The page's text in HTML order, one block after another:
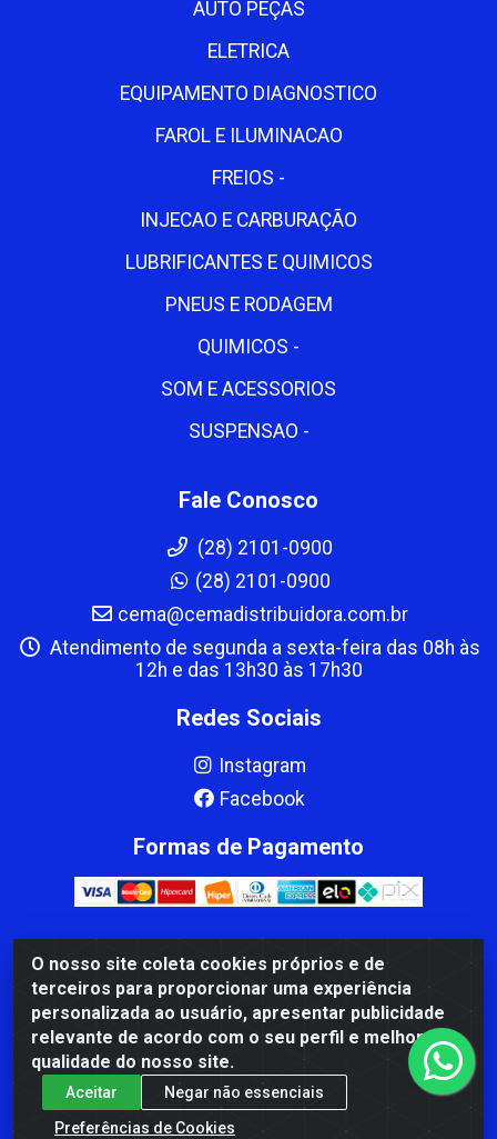
O nosso site coleta cookies próprios e de
terceiros para proporcionar uma experiência
personalizada ao usuário, apresentar publicidade
relevante de acordo com o seu perfil e melhorar a
qualidade do nosso site.
Aceitar
Negar não essenciais
Preferências de Cookies
AUTO PEÇAS
ELETRICA
EQUIPAMENTO DIAGNOSTICO
FAROL E ILUMINACAO
FREIOS -
INJECAO E CARBURAÇÃO
LUBRIFICANTES E QUIMICOS
PNEUS E RODAGEM
QUIMICOS -
SOM E ACESSORIOS
SUSPENSAO -
Fale Conosco
(28) 2101-0900
(28) 2101-0900
cema@cemadistribuidora.com.br
Atendimento de segunda a sexta-feira das 08h às
12h e das 13h30 às 17h30
Redes Sociais
Instagram
Facebook
Formas de Pagamento
CBP MACEDO COMERCIO PEÇAS LTDA Matriz - av Mauro
Miranda Madureira, 1249 - Coramara , Cachoeiro de
Itapemirim/ES - CEP 29.311-310 - CNPJ 00.502.680/0001-41